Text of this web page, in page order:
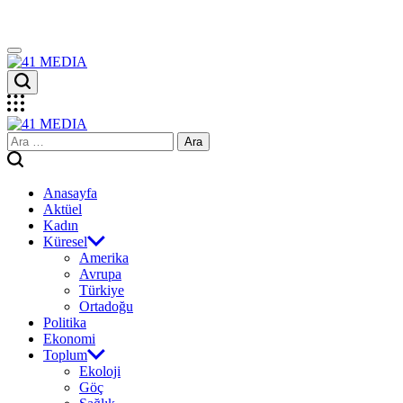
Skip
to
content
41
MEDIA
41
MEDIA
Arama:
Anasayfa
Aktüel
Kadın
Küresel
Amerika
Avrupa
Türkiye
Ortadoğu
Politika
Ekonomi
Toplum
Ekoloji
Göç